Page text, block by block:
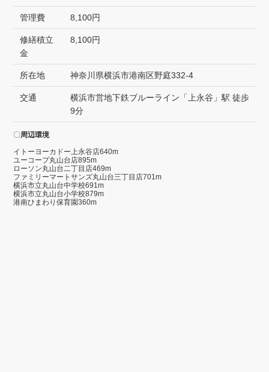
管理費 8,100円
修繕積立
金
8,100円
所在地 神奈川県横浜市港南区野庭332-4
交通
横浜市営地下鉄ブルーライン「上永谷」駅 徒歩
9分
〇周辺環境
イトーヨーカドー上永谷店640m
ユーコープ丸山台店895m
ローソン丸山台二丁目店469m
ファミリーマートサンズ丸山台三丁目店701m
横浜市立丸山台中学校691m
横浜市立丸山台小学校879m
港南ひまわり保育園360m